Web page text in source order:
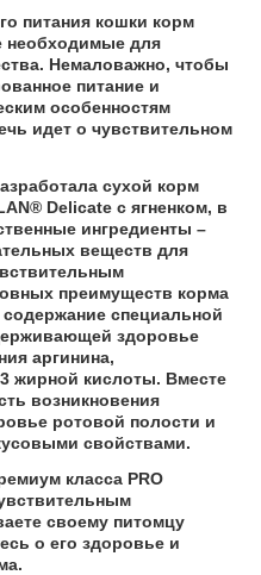
питания кошки корм
необходимые для
Немаловажно, чтобы
питание и
особенностям
идет о чувствительном
сухой корм
® Delicate с ягненком, в
ингредиенты –
веществ для
преимуществ корма
содержание специальной
здоровье
аргинина,
жирной кислоты. Вместе
возникновения
ротовой полости и
свойствами.
класса PRO
своему питомцу
о его здоровье и